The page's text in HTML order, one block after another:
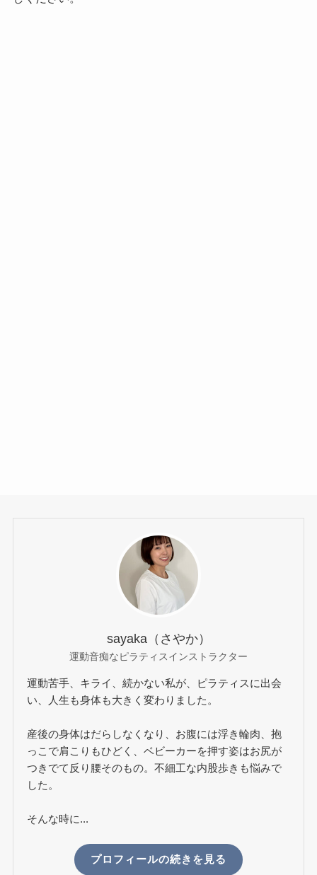
sayaka（さやか）
運動音痴なピラティスインストラクター
運動苦手、キライ、続かない私が、ピラティスに出会
い、人生も身体も大きく変わりました。
産後の身体はだらしなくなり、お腹には浮き輪肉、抱
っこで肩こりもひどく、ベビーカーを押す姿はお尻が
つきでて反り腰そのもの。不細工な内股歩きも悩みで
した。
そんな時に...
プロフィールの続きを見る